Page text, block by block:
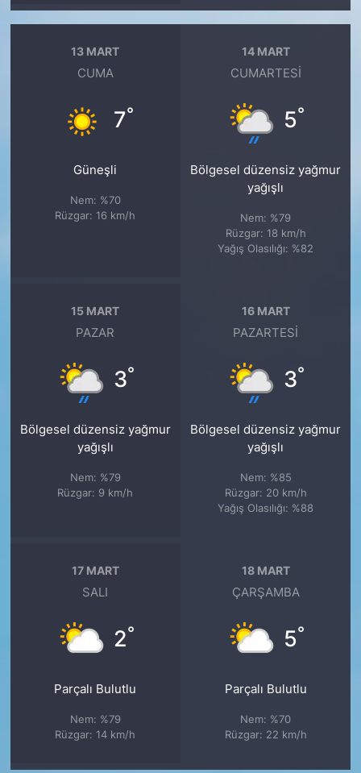
13 MART
CUMA
7°
Güneşli
Nem: %70
Rüzgar: 16 km/h
14 MART
CUMARTESI
5°
Bölgesel düzensiz yağmur
yağışlı
Nem: %79
Rüzgar: 18 km/h
Yağış Olasılığı: %82
15 MART
PAZAR
3°
Bölgesel düzensiz yağmur
yağışlı
Nem: %79
Rüzgar: 9 km/h
16 MART
PAZARTESI
3°
Bölgesel düzensiz yağmur
yağışlı
Nem: %85
Rüzgar: 20 km/h
Yağış Olasılığı: %88
17 MART
SALI
2°
Parçalı Bulutlu
Nem: %79
Rüzgar: 14 km/h
18 MART
ÇARŞAMBA
5°
Parçalı Bulutlu
Nem: %70
Rüzgar: 22 km/h